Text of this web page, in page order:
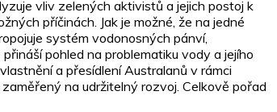
vliv zelených aktivistů a jejich postoj k
příčinách. Jak je možné, že na jedné
systém vodonosných pánví,
pohled na problematiku vody a jejího
a přesídlení Australanů v rámci
na udržitelný rozvoj. Celkově pořad